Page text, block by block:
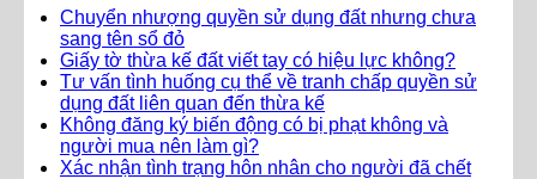
Chuyển nhượng quyền sử dụng đất nhưng chưa
sang tên sổ đỏ
Giấy tờ thừa kế đất viết tay có hiệu lực không?
Tư vấn tình huống cụ thể về tranh chấp quyền sử
dụng đất liên quan đến thừa kế
Không đăng ký biến động có bị phạt không và
người mua nên làm gì?
Xác nhận tình trạng hôn nhân cho người đã chết